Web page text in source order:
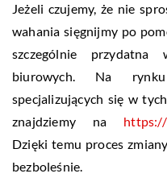
Jeżeli czujemy, że nie
wahania sięgnijmy po
szczególnie przydatna
biurowych. Na
specjalizujących się w
znajdziemy na
Dzięki temu proces
bezboleśnie.